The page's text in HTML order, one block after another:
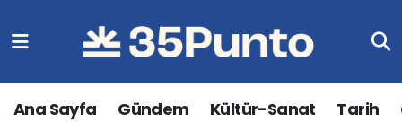
Ana Sayfa Gündem Kültür-Sanat Tarih